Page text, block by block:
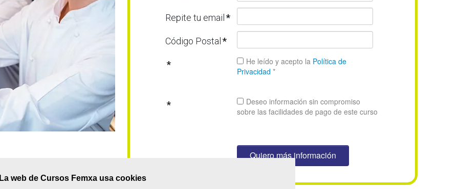
La web de Cursos Femxa usa cookies
Repite tu email *
Código Postal *
* He leído y acepto la Política de
Privacidad *
*
Deseo información sin compromiso
sobre las facilidades de pago de este curso
Quiero más información